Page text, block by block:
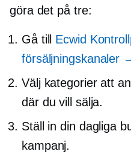
göra det på tre:
Gå till Ecwid
försäljningskanaler
Välj kategorier att
där du vill sälja.
Ställ in din dagliga
kampanj.